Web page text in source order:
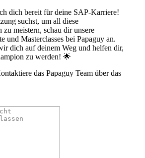
dich bereit für deine SAP-Karriere!
suchst, um all diese
zu meistern, schau dir unsere
und Masterclasses bei Papaguy an.
dich auf deinem Weg und helfen dir,
zu werden! 🌟
das Papaguy Team über das